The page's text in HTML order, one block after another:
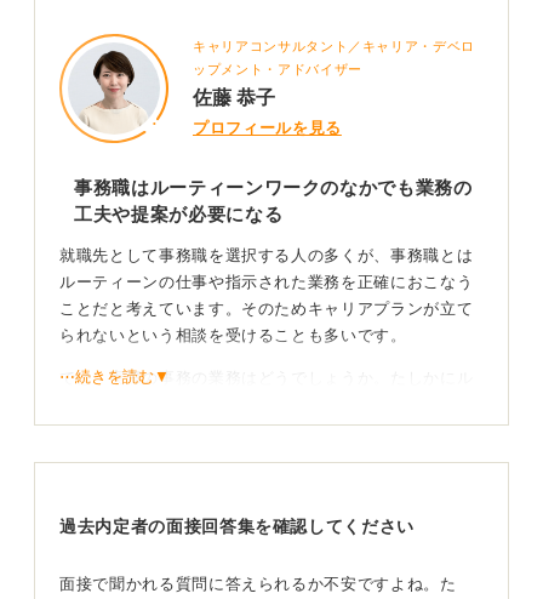
キャリアコンサルタント／キャリア・デベロ
ップメント・アドバイザー
佐藤 恭子
プロフィールを見る
事務職はルーティーンワークのなかでも業務の
工夫や提案が必要になる
就職先として事務職を選択する人の多くが、事務職とは
ルーティーンの仕事や指示された業務を正確におこなう
ことだと考えています。そのためキャリアプランが立て
られないという相談を受けることも多いです。
では、実際の事務の業務はどうでしょうか。たしかにル
し、ただ決まった作業をこなしていれば良いということ
や努力で変えていったり、指示に基づいておこなう作業
ば、逆に提案をしたりする必要があるのです。
⋯続きを読む▼
過去内定者の面接回答集を確認してください
面接で聞かれる質問に答えられるか不安ですよね。た